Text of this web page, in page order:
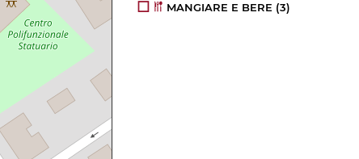
MANGIARE E BERE (3)